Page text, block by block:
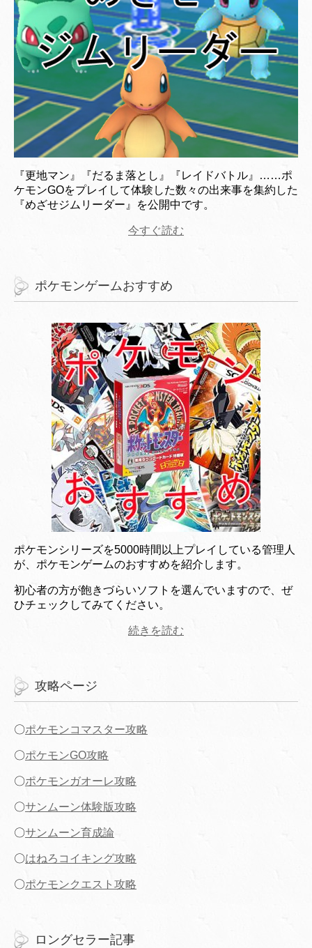
『更地マン』『だるま落とし』『レイドバトル』……ポ
ケモンGOをプレイして体験した数々の出来事を集約した
『めざせジムリーダー』を公開中です。
今すぐ読む
ポケモンゲームおすすめ
ポケモンシリーズを5000時間以上プレイしている管理人
が、ポケモンゲームのおすすめを紹介します。
初心者の方が飽きづらいソフトを選んでいますので、ぜ
ひチェックしてみてください。
続きを読む
攻略ページ
〇ポケモンコマスター攻略
〇ポケモンGO攻略
〇ポケモンガオーレ攻略
〇サンムーン体験版攻略
〇サンムーン育成論
〇はねろコイキング攻略
〇ポケモンクエスト攻略
ロングセラー記事